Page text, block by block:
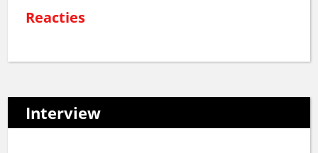
Reacties
Interview